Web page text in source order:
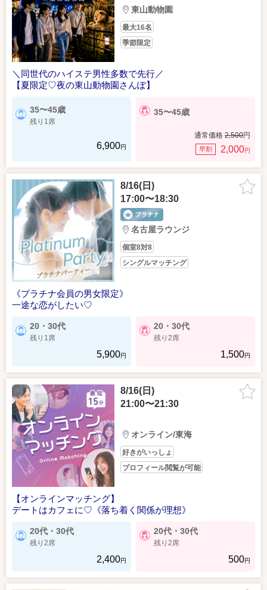
東山動物園
最大16名
季節限定
＼同世代のハイステ男性多数で先行／
【夏限定♡夜の東山動物園さんぽ】
35〜45歳
残り1席
6,900円
35〜45歳
通常価格 2,500円
早割 2,000円
8/16(日)
17:00〜18:30
名古屋ラウンジ
個室8対8
シングルマッチング
《プラチナ会員の男女限定》
一途な恋がしたい♡
20・30代
残り1席
5,900円
20・30代
残り2席
1,500円
8/16(日)
21:00〜21:30
オンライン/東海
好きがいっしょ
プロフィール閲覧が可能
【オンラインマッチング】
デートはカフェに♡《落ち着く関係が理想》
20代・30代
残り2席
2,400円
20代・30代
残り2席
500円